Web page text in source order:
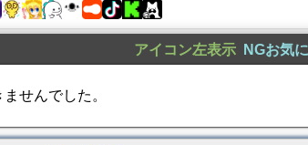
アイコン左表示 NGお気
せんでした。